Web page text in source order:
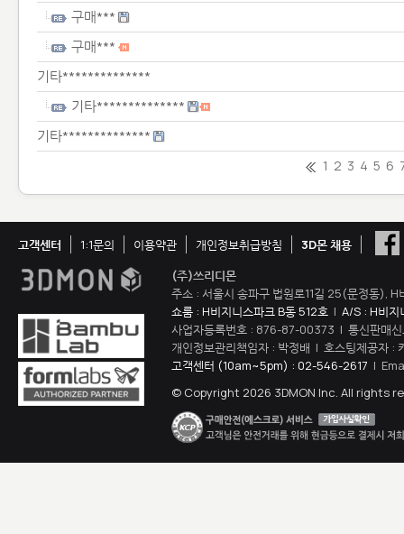
구매***
구매***
기타**************
기타**************
기타**************
1 2 3 4 5 6
고객센터 1:1문의 이용약관 개인정보취급방침
3D몬 채용
(주)쓰리디몬
주소 : 서울시 송파구 법원로11길 25(문정동),
쇼룸 : H비지니스파크 B동 512호 | A/S : H비지
사업자등록번호 : 876-87-00373 | 통신판매
개인정보관리책임자 : 박정배 | 호스팅제공자 :
고객센터 (10am~5pm) : 02-546-2617 |
© Copyright 2026 3DMON Inc. All rights